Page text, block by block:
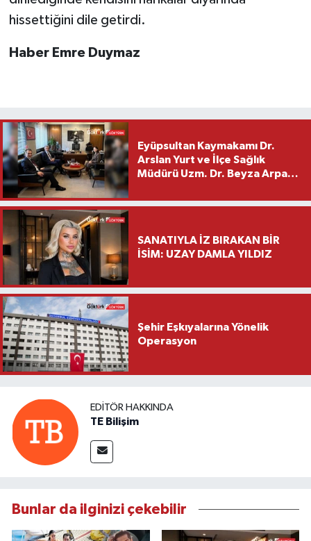
hissettiğini dile getirdi.
Haber Emre Duymaz
Eyüpsultan Kaymakamı Dr.
Arslan Yurt ve İlçe Sağlık
Müdürü Uzm. Dr. Beyza Arpacı
Ziyareti
SANATIYLA İZ BIRAKAN BİR
İSİM: UZAY DAMLA YILDIZ
Şehir Eşkıyalarına Yönelik
Operasyon
EDITÖR HAKKINDA
TE Bilişim
Bunlar da ilginizi çekebilir